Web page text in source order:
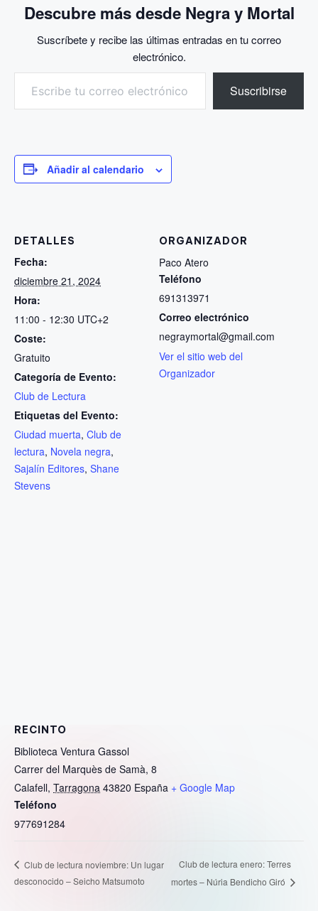
Descubre más desde Negra y Mortal
Suscríbete y recibe las últimas entradas en tu correo
electrónico.
Escribe tu correo electrónico…
Suscribirse
Añadir al calendario
DETALLES
Fecha:
diciembre 21, 2024
Hora:
11:00 - 12:30 UTC+2
Coste:
Gratuito
Categoría de Evento:
Club de Lectura
Etiquetas del Evento:
Ciudad muerta, Club de
lectura, Novela negra,
Sajalín Editores, Shane
Stevens
ORGANIZADOR
Paco Atero
Teléfono
691313971
Correo electrónico
negraymortal@gmail.com
Ver el sitio web del
Organizador
RECINTO
Biblioteca Ventura Gassol
Carrer del Marquès de Samà, 8
Calafell, Tarragona 43820 España + Google Map
Teléfono
977691284
Club de lectura noviembre: Un lugar
desconocido – Seicho Matsumoto
Club de lectura enero: Terres
mortes – Núria Bendicho Giró